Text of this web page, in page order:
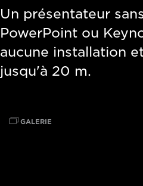
Un présentateur
PowerPoint ou
aucune installation
jusqu'à 20 m.
GALERIE